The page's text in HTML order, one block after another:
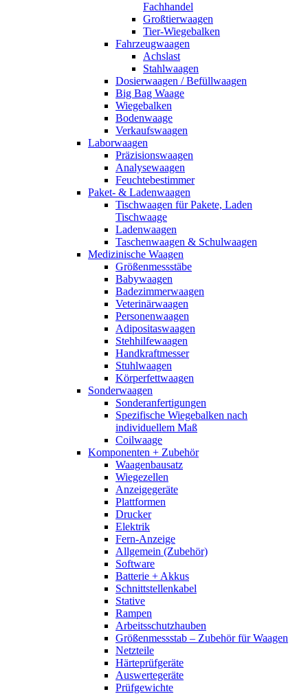
Fachhandel
Großtierwaagen
Tier-Wiegebalken
Fahrzeugwaagen
Achslast
Stahlwaagen
Dosierwaagen / Befüllwaagen
Big Bag Waage
Wiegebalken
Bodenwaage
Verkaufswaagen
Laborwaagen
Präzisionswaagen
Analysewaagen
Feuchtebestimmer
Paket- & Ladenwaagen
Tischwaagen für Pakete, Laden
Tischwaage
Ladenwaagen
Taschenwaagen & Schulwaagen
Medizinische Waagen
Größenmessstäbe
Babywaagen
Badezimmerwaagen
Veterinärwaagen
Personenwaagen
Adipositaswaagen
Stehhilfewaagen
Handkraftmesser
Stuhlwaagen
Körperfettwaagen
Sonderwaagen
Sonderanfertigungen
Spezifische Wiegebalken nach
individuellem Maß
Coilwaage
Komponenten + Zubehör
Waagenbausatz
Wiegezellen
Anzeigegeräte
Plattformen
Drucker
Elektrik
Fern-Anzeige
Allgemein (Zubehör)
Software
Batterie + Akkus
Schnittstellenkabel
Stative
Rampen
Arbeitsschutzhauben
Größenmessstab – Zubehör für Waagen
Netzteile
Härteprüfgeräte
Auswertegeräte
Prüfgewichte